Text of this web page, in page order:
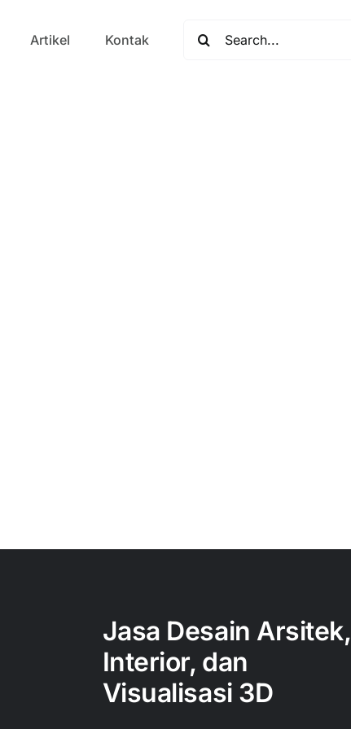
Artikel Kontak
for:
Jasa Desain Arsitek,
Interior, dan
Visualisasi 3D